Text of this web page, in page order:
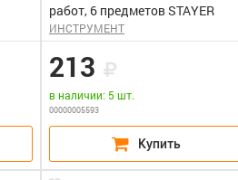
работ, 6 предметов STAYER
ИНСТРУМЕНТ
213
в наличии: 5 шт.
00000005593